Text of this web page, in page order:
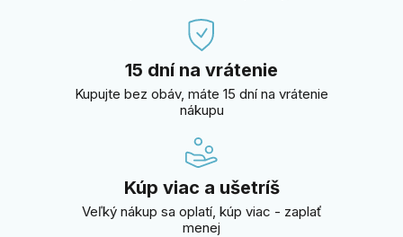
15 dní na vrátenie
Kupujte bez obáv, máte 15 dní na vrátenie
nákupu
Kúp viac a ušetríš
Veľký nákup sa oplatí, kúp viac - zaplať
menej